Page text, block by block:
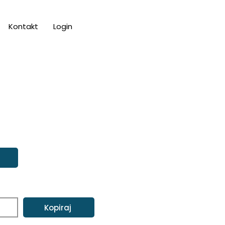
Kontakt Login
Kopiraj